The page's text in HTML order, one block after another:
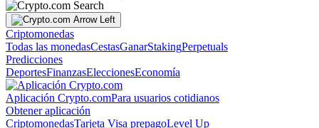
Criptomonedas
Todas las monedasCestasGanarStakingPerpetuals
Predicciones
DeportesFinanzasEleccionesEconomía
Aplicación Crypto.comPara usuarios cotidianos
Obtener aplicación
CriptomonedasTarjeta Visa prepagoLevel Up